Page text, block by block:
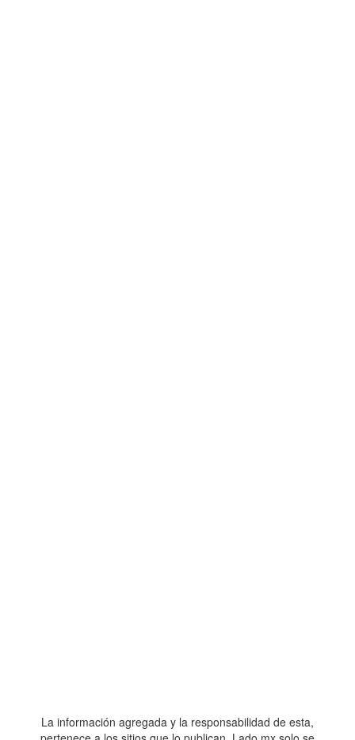
La información agregada y la responsabilidad de esta,